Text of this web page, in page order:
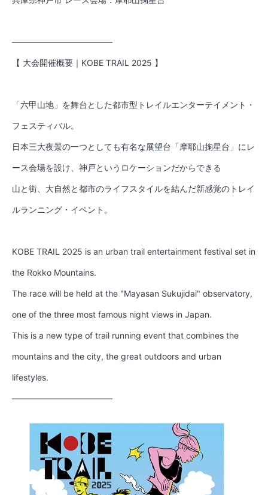
————————————
【 大会開催概要｜KOBE TRAIL 2025 】
「六甲山地」を舞台とした都市型トレイルエンターテイメント・
フェスティバル。
日本三大夜景の一つとしても有名な展望台「摩耶山掬星台」にレ
ース会場を設け、神戸というロケーションだからできる
山と街、大自然と都市のライフスタイルを結んだ新感覚のトレイ
ルランニング・イベント。
KOBE TRAIL 2025 is an urban trail entertainment festival set in
the Rokko Mountains.
The race will be held at the "Mayasan Sukujidai" observatory,
one of the three most famous night views in Japan.
This is a new type of trail running event that combines the
mountains and the city, the great outdoors and urban
lifestyles.
————————————